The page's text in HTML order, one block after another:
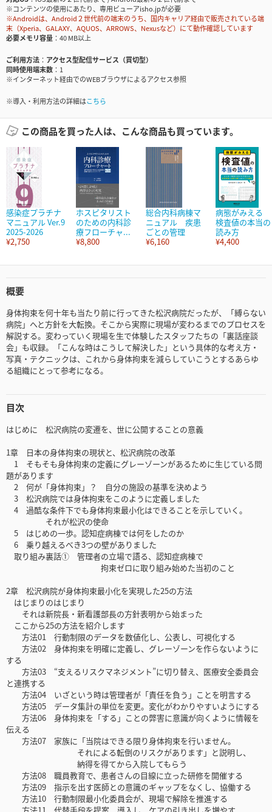
※コンテンツの使用にあたり、専用ビューアisho.jpが必要
※Androidは、Android２世代前の端末のうち、国内キャリア経由で販売されている端
末（Xperia、GALAXY、AQUOS、ARROWS、Nexusなど）にて動作確認しています
必要メモリ容量
40 MB以上
ご利用方法
アクセス型配信サービス（買切型）
同時使用端末数
1
※インターネット経由でのWEBブラウザによるアクセス参照
※導入・利用方法の詳細はこちら
この商品を買った人は、こんな商品も買っています。
感染症プラチナ
マニュアル Ver.9
2025-2026
¥2,750
ホスピタリスト
のための内科診
療フローチャ...
¥8,800
総合内科病棟マ
ニュアル 疾患
ごとの管理
¥6,160
病態がみえる
検査値の本当の
読み方
¥4,400
概要
身体拘束を何十年も当たり前に行ってきた松沢病院だったが、「縛らない
病院」へと方針を大転換。そこから実際に現場が変わるまでのプロセスを
解説する。変わっていく現場を生で体験したスタッフたちの「裏話座談
会」も収録。「こんな時はこうして解決した」という具体的な考え方・
写真・テクニックは、これから身体拘束を減らしていこうとするあらゆ
る組織にとって参考になる。
目次
はじめに 松沢病院の変遷を、世に公開することの意義
1章 日本の身体拘束の現状と、松沢病院の改革
1 そもそも身体拘束の定義にグレーゾーンがあるために生じている問
題があります
2 何が「身体拘束」？ 自分の施設の基準を決めよう
3 松沢病院では身体拘束をこのように定義しました
4 過酷な条件下でも身体拘束最小化はできることを示していく。
それが松沢の使命
5 はじめの一歩。認知症病棟では何をしたのか
6 乗り越えるべき3つの壁がありました
取り組み裏話① 管理者の立場で語る、認知症病棟で
拘束ゼロに取り組み始めた当初のこと
2章 松沢病院が身体拘束最小化を実現した25の方法
はじまりのはじまり
それは新院長・新看護部長の方針表明から始まった
ここから25の方法を紹介します
方法01 行動制限のデータを数値化し、公表し、可視化する
方法02 身体拘束を明確に定義し、グレーゾーンを作らないように
する
方法03 “支えるリスクマネジメント”に切り替え、医療安全委員会
と連携する
方法04 いざという時は管理者が「責任を負う」ことを明言する
方法05 データ集計の単位を変更。変化がわかりやすいようにする
方法06 身体拘束を「する」ことの弊害に意識が向くように情報を
伝える
方法07 家族に「当院はできる限り身体拘束を行いません。
それによる転倒のリスクがあります」と説明し、
納得を得てから入院してもらう
方法08 職員教育で、患者さんの目線に立った研修を開催する
方法09 指示を出す医師との意識のギャップをなくし、協働する
方法10 行動制限最小化委員会が、現場で解除を推進する